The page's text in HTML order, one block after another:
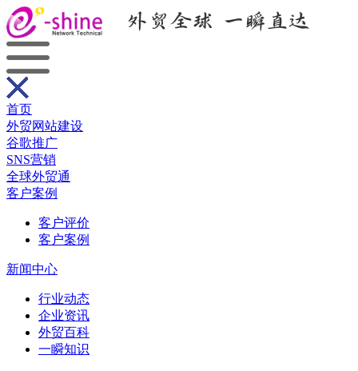
首页
外贸网站建设
谷歌推广
SNS营销
全球外贸通
客户案例
客户评价
客户案例
新闻中心
行业动态
企业资讯
外贸百科
一瞬知识